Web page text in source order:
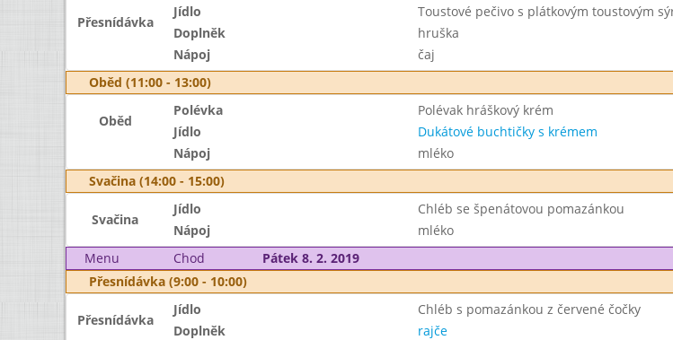
Přesnídávka
Jídlo Toustové pečivo s plátkovým toustovým
Doplněk
hruška
Nápoj
čaj
Oběd (11:00 - 13:00)
Oběd
Polévka
Polévak hráškový krém
Jídlo
Dukátové buchtičky s krémem
Nápoj
mléko
Svačina (14:00 - 15:00)
Svačina
Jídlo Chléb se špenátovou pomazánkou
Nápoj
mléko
Menu
Chod Pátek 8. 2. 2019
Přesnídávka (9:00 - 10:00)
Přesnídávka
Jídlo Chléb s pomazánkou z červené čočky
Doplněk
rajče